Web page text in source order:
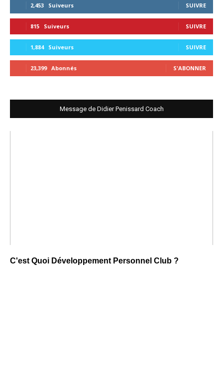
2,453 Suiveurs SUIVRE
815 Suiveurs SUIVRE
1,884 Suiveurs SUIVRE
23,399 Abonnés S'ABONNER
Message de Didier Penissard Coach
C'est Quoi Développement Personnel Club ?